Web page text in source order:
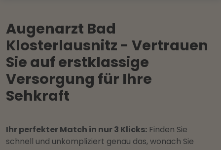
Augenarzt Bad
Klosterlausnitz - Vertrauen
Sie auf erstklassige
Versorgung für Ihre
Sehkraft
Ihr perfekter Match in nur 3 Klicks: Finden Sie
schnell und unkompliziert genau das, wonach Sie